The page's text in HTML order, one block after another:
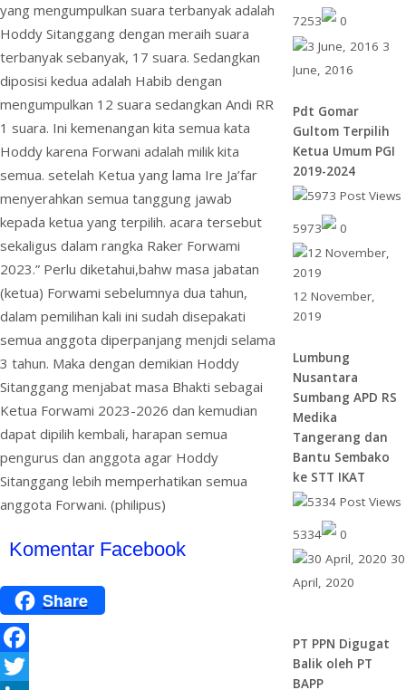
yang mengumpulkan suara terbanyak adalah
Hoddy Sitanggang dengan meraih suara
terbanyak sebanyak, 17 suara. Sedangkan
diposisi kedua adalah Habib dengan
mengumpulkan 12 suara sedangkan Andi RR
1 suara. Ini kemenangan kita semua kata
Hoddy karena Forwani adalah milik kita
semua. setelah Ketua yang lama Ire Ja’far
menyerahkan semua tanggung jawab
kepada ketua yang terpilih. acara tersebut
sekaligus dalam rangka Raker Forwami
2023.” Perlu diketahui,bahw masa jabatan
(ketua) Forwami sebelumnya dua tahun,
dalam pemilihan kali ini sudah disepakati
semua anggota diperpanjang menjdi selama
3 tahun. Maka dengan demikian Hoddy
Sitanggang menjabat masa Bhakti sebagai
Ketua Forwami 2023-2026 dan kemudian
dapat dipilih kembali, harapan semua
pengurus dan anggota agar Hoddy
Sitanggang lebih memperhatikan semua
anggota Forwani. (philipus)
Komentar Facebook
Share
F
7253
0
3
June, 2016
Pdt Gomar
Gultom Terpilih
Ketua Umum PGI
2019-2024
5973 0
12 November,
2019
Lumbung
Nusantara
Sumbang APD RS
Medika
Tangerang dan
Bantu Sembako
ke STT IKAT
5334
0
30
April, 2020
PT PPN Digugat
Balik oleh PT
BAPP